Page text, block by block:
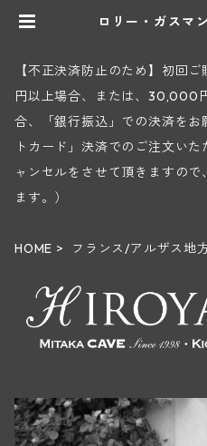
ロリー・ガスマ
【不正決済防止のため】初回
円以上場合、または、30,000
合、「銀行振込」での決済を
トカード」決済でのご注文い
ャンセルをさせて頂きますの
ます。）
HOME フランス/アルザス地